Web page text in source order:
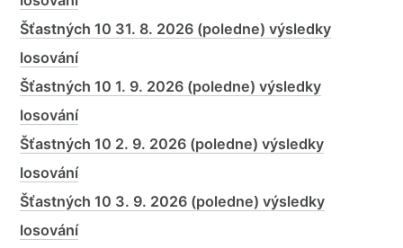
Šťastných 10 31. 8. 2026 (poledne) výsledky
losování
Šťastných 10 1. 9. 2026 (poledne) výsledky
losování
Šťastných 10 2. 9. 2026 (poledne) výsledky
losování
Šťastných 10 3. 9. 2026 (poledne) výsledky
losování